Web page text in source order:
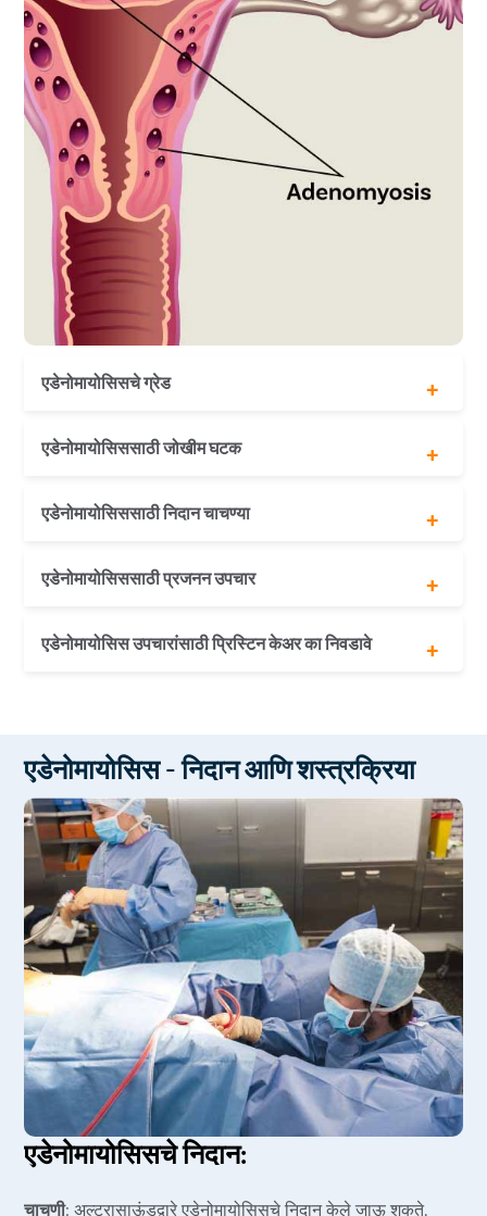
एडेनोमायोसिसचे ग्रेड
ग्रेड I (सौम्य)
ग्रेड II (मध्यम)
एडेनोमायोसिससाठी जोखीम घटक
अनुवांशिक पूर्व विल्हेवाट
पुनरुत्पादक वय
एडेनोमायोसिससाठी निदान चाचण्या
पेल्विक परीक्षा
इमेजिंग चाचण्या (अल्ट्रासाऊंड किंवा एमआरआय)
एडेनोमायोसिससाठी प्रजनन उपचार
आयव्हीएफ (IVF)
ICSI
एडेनोमायोसिस उपचारांसाठी प्रिस्टिन केअर का निवडावे
सर्व विमा स्वीकारले
एकाधिक पेमेंट पर्याय
नो कॉस्ट ईएमआय पर्याय
एडेनोमायोसिस - निदान आणि शस्त्रक्रिया
एडेनोमायोसिसचे निदान:
चाचणी: अल्ट्रासाऊंडद्वारे एडेनोमायोसिसचे निदान केले जाऊ शकते.